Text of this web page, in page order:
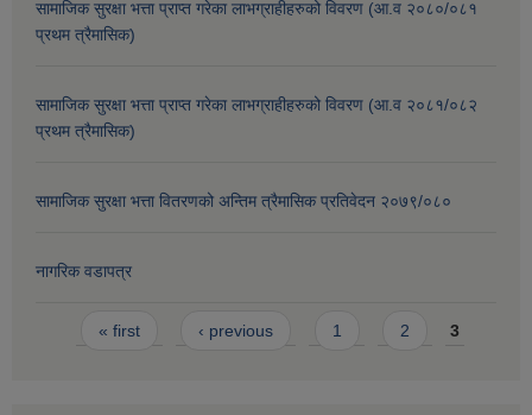
सामाजिक सुरक्षा भत्ता प्राप्त गरेका लाभग्राहीहरुको विवरण (आ.व २०८०/०८१
प्रथम त्रैमासिक)
सामाजिक सुरक्षा भत्ता प्राप्त गरेका लाभग्राहीहरुको विवरण (आ.व २०८१/०८२
प्रथम त्रैमासिक)
सामाजिक सुरक्षा भत्ता वितरणको अन्तिम त्रैमासिक प्रतिवेदन २०७९/०८०
नागरिक वडापत्र
Pages
« first ‹ previous 1 2 3